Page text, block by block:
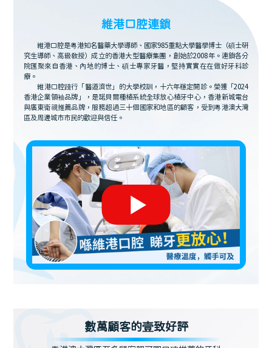
維港口腔連鎖
維港口腔是粵港知名醫藥大學導師、國家985重點大學醫學博士（碩士研
究生導師、高級教授）成立的香港大型醫療集團，創始於2008年。連鎖各分
院匯聚來自香港、內地的博士、碩士專家牙醫，堅持實實在在做好牙科診
療。
維港口腔踐行「醫道濟世」的大學校訓，十六年穩定開診。榮獲「2024
香港企業領袖品牌」，是諾貝爾種植系統全球放心植牙中心，香港新城電台
與廣東衛視推薦品牌，服務超過三十個國家和地區的顧客，受到粵港澳大灣
區及周邊城市市民的歡迎與信任。
數萬顧客的壹致好評